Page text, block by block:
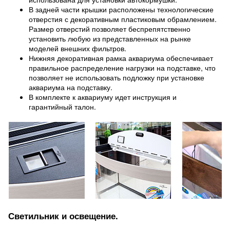
В задней части крышки расположены технологические
отверстия с декоративным пластиковым обрамлением.
Размер отверстий позволяет беспрепятственно
установить любую из представленных на рынке
моделей внешних фильтров.
Нижняя декоративная рамка аквариума обеспечивает
правильное распределение нагрузки на подставке, что
позволяет не использовать подложку при установке
аквариума на подставку.
В комплекте к аквариуму идет инструкция и
гарантийный талон.
Светильник и освещение.